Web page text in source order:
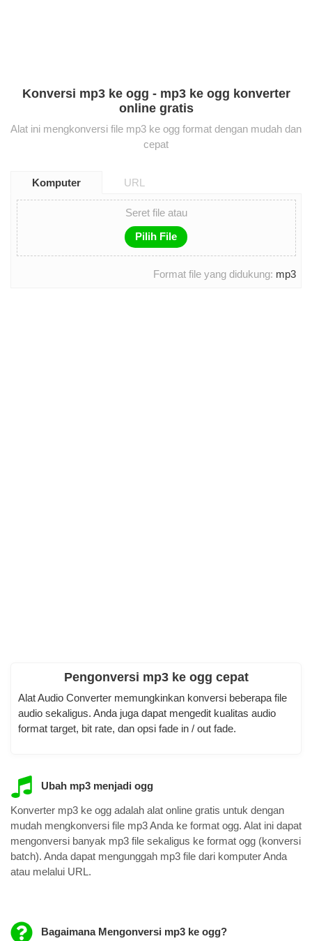
Konversi mp3 ke ogg - mp3 ke ogg konverter
online gratis
Alat ini mengkonversi file mp3 ke ogg format dengan mudah dan
cepat
Komputer URL
Seret file atau
Pilih File
Format file yang didukung: mp3
Pengonversi mp3 ke ogg cepat
Alat Audio Converter memungkinkan konversi beberapa file
audio sekaligus. Anda juga dapat mengedit kualitas audio
format target, bit rate, dan opsi fade in / out fade.
Ubah mp3 menjadi ogg
Konverter mp3 ke ogg adalah alat online gratis untuk dengan
mudah mengkonversi file mp3 Anda ke format ogg. Alat ini dapat
mengonversi banyak mp3 file sekaligus ke format ogg (konversi
batch). Anda dapat mengunggah mp3 file dari komputer Anda
atau melalui URL.
Bagaimana Mengonversi mp3 ke ogg?